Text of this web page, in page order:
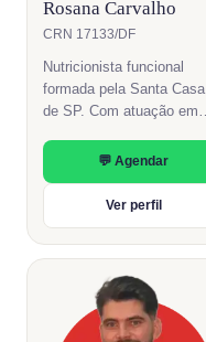
Rosana Carvalho
CRN 17133/DF
Nutricionista funcional
formada pela Santa Casa
de SP. Com atuação em
mulher e reequilíbrio
metabólico.
💬 Agendar
Ver perfil